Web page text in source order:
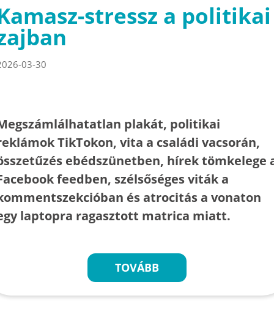
stressz a politikai
03-30
plakát, politikai
TikTokon, vita a családi vacsorán,
ebédszünetben, hírek tömkelege
feedben, szélsőséges viták a
és atrocitás a vonaton
laptopra ragasztott matrica miatt.
TOVÁBB